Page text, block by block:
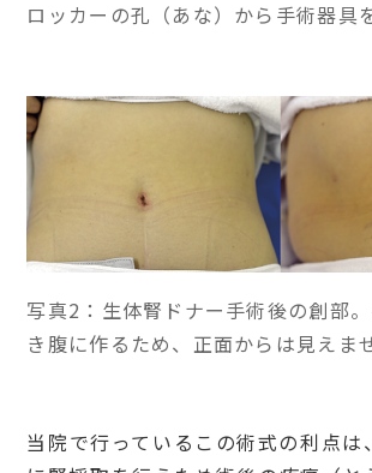
ロッカーの孔（あな）から手術器具
写真2：生体腎ドナー手術後の創部
き腹に作るため、正面からは見えま
当院で行っているこの術式の利点は